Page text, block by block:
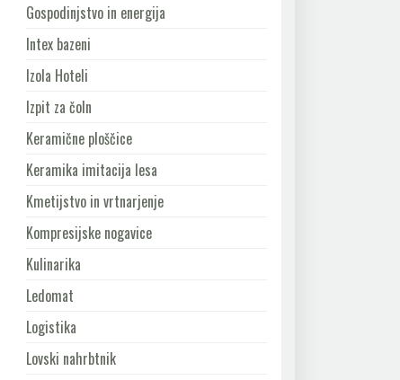
Gospodinjstvo in energija
Intex bazeni
Izola Hoteli
Izpit za čoln
Keramične ploščice
Keramika imitacija lesa
Kmetijstvo in vrtnarjenje
Kompresijske nogavice
Kulinarika
Ledomat
Logistika
Lovski nahrbtnik